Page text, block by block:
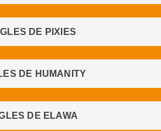
DE PIXIES
DE HUMANITY
DE ELAWA